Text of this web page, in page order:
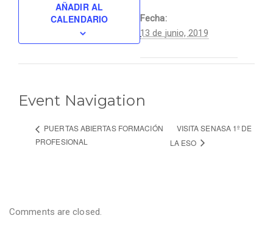
AÑADIR AL
CALENDARIO
Fecha:
13 de junio, 2019
Event Navigation
PUERTAS ABIERTAS FORMACIÓN
PROFESIONAL
VISITA SENASA 1º DE
LA ESO
Comments are closed.